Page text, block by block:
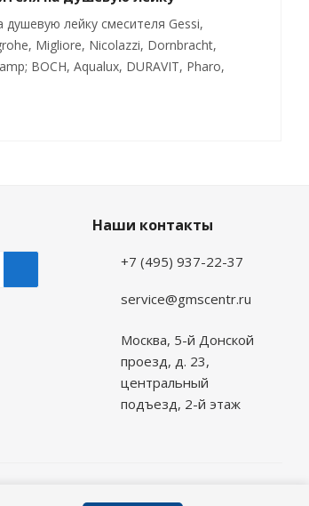
лейку смесителя Gessi,
Migliore, Nicolazzi, Dornbracht,
BOCH, Aqualux, DURAVIT, Pharo,
Наши контакты
+7 (495) 937-22-37
service@gmscentr.ru
Москва, 5-й Донской
проезд, д. 23,
центральный
подъезд, 2-й этаж